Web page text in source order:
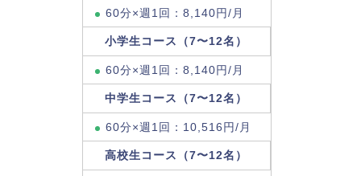
60分×週1回：8,140円/月
小学生コース（7〜12名）
60分×週1回：8,140円/月
中学生コース（7〜12名）
60分×週1回：10,516円/月
高校生コース（7〜12名）